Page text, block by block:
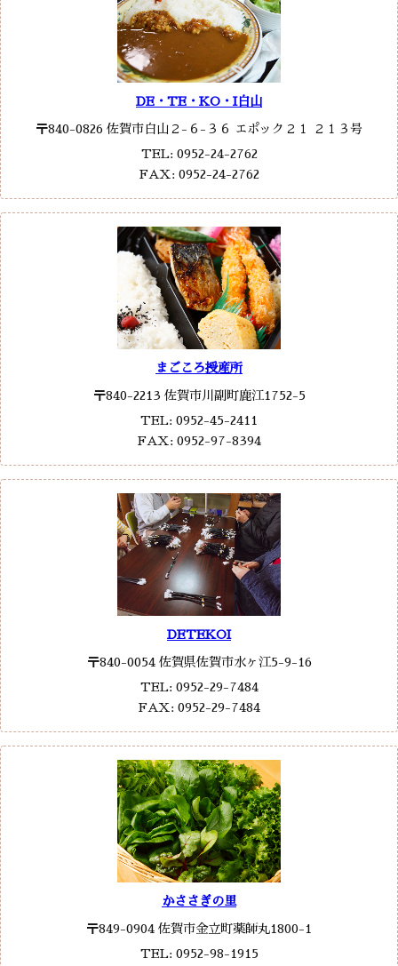
DE・TE・KO・I白山
〒840-0826 佐賀市白山２-６-３６ エポック２１ ２１３号
TEL: 0952-24-2762
FAX: 0952-24-2762
まごころ授産所
〒840-2213 佐賀市川副町鹿江1752-5
TEL: 0952-45-2411
FAX: 0952-97-8394
DETEKOI
〒840-0054 佐賀県佐賀市水ヶ江5-9-16
TEL: 0952-29-7484
FAX: 0952-29-7484
かささぎの里
〒849-0904 佐賀市金立町薬師丸1800-1
TEL: 0952-98-1915